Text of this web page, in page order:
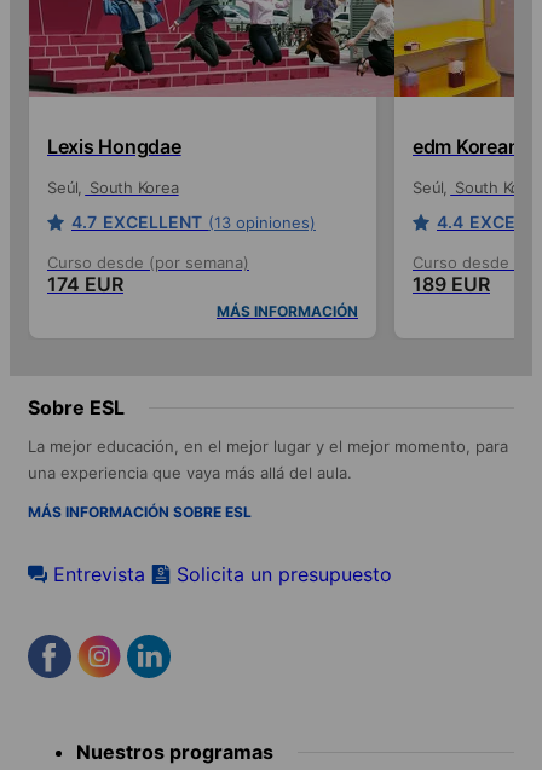
eine tolle Idee, welche mich zu
interessanten Gesprächen gebracht
hat.Alles in allem konnte ich durch den
Unterricht schnell Grundlagen der
Sprache lernen und einige neue,
Freizeitaktivitäten sind vielfältig und
und mehr über die Stadt Seoul und die
Kultur Koreas zu lernen. Außerdem
Regelmäßigkeit, so kann man auch bei
kürzerem Aufenthalt an Aktivitäten
teilnehmen und viele neue Menschen
kennenlernen.
Lexis Hongdae
Seúl South Korea
4.7 EXCELLENT (13 opiniones)
Curso desde (por semana)
174 EUR
MÁS INFORMACIÓN
edm Korean
Seúl South
4.4
Curso desde
189 EUR
Sobre ESL
La mejor educación, en el mejor lugar y el mejor momento, para
una experiencia que vaya más allá del aula.
MÁS INFORMACIÓN SOBRE ESL
Entrevista Solicita un presupuesto
menu Nuestros programas